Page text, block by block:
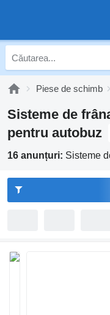
Piese de schimb
Sisteme de
pentru autobuz
16 anunțuri: Sisteme